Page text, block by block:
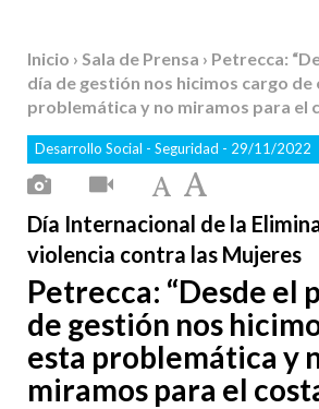
Inicio › Sala de Prensa › Petrecca:
día de gestión nos hicimos cargo de
problemática y no miramos para el
Desarrollo Social - Seguridad - 29/11/2022
Día Internacional de la
violencia contra las Mujeres
Petrecca: “Desde el
de gestión nos
esta problemática y
miramos para el